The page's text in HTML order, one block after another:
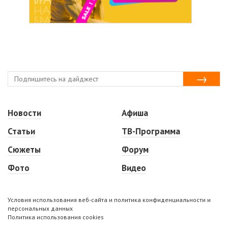
Новости
Статьи
Сюжеты
Фото
Афиша
ТВ-Программа
Форум
Видео
Условия использования веб-сайта и политика конфиденциальности и
персональных данных
Политика использования cookies